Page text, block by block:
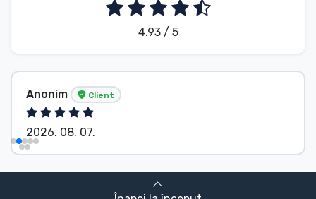
4.93 / 5
Anonim Client
2026. 08. 07.